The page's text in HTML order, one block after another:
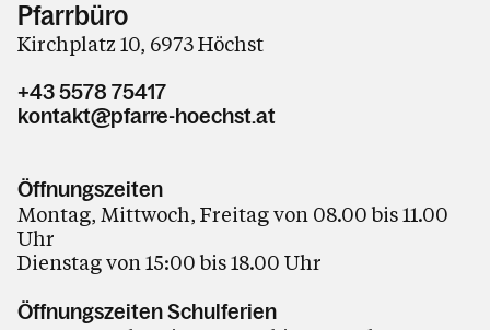
Pfarrbüro
Kirchplatz 10, 6973 Höchst
+43 5578 75417
kontakt@pfarre-hoechst.at
Öffnungszeiten
Montag, Mittwoch, Freitag von 08.00 bis 11.00
Uhr
Dienstag von 15:00 bis 18.00 Uhr
Öffnungszeiten Schulferien